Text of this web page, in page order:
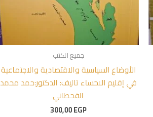
جميع الكتب
الأوضاع السياسية والاقتصادية والاجتماعية
في إقليم الاحساء تاليف: الدكتور:حمد محمد
القحطاني
300,00EGP